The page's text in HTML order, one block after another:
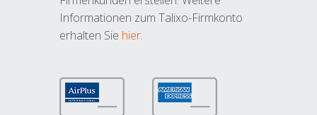
Informationen zum Talixo-Firmkonto
erhalten Sie hier.